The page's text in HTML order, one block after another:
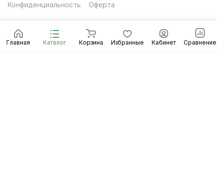
Главная Каталог Корзина Избранные Кабинет Сравнение
Конфиденциальность Оферта